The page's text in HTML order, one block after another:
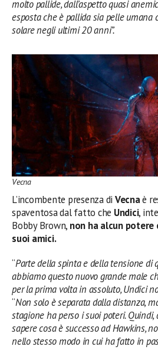
molto pallide, dall’aspetto quasi
esposta che è pallida sia pelle umana
solare negli ultimi 20 anni”.
Vecna
L’incombente presenza di Vecna​​è
spaventosa dal fatto che Undici,
Bobby Brown, non ha alcun potere
suoi amici.
“Parte della spinta e della tensione di
abbiamo questo nuovo grande male
per la prima volta in assoluto, Undici
“Non solo è separata dalla distanza,
stagione ha perso i suoi poteri.
sapere cosa è successo ad Hawkins,
nello stesso modo in cui ha fatto in